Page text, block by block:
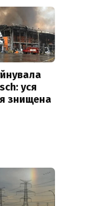
уся
знищена